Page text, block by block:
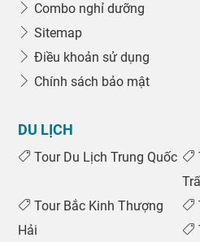
Combo nghỉ dưỡng
Sitemap
Điều khoản sử dụng
Chính sách bảo mật
DU LỊCH
Tour Du Lịch Trung Quốc
Tour Bắc Kinh Thượng
Hải